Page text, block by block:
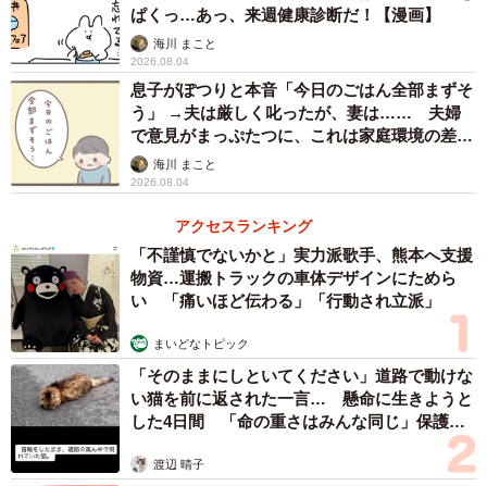
安アパートに引っ越してきた私 ©️芳野嗣/講談社
ある日、コンビニで買い物を済ませてアパートに戻ってく
ると、隣人の制服を着た息子が扉の前で座り込んでおり、
彼は「うちの鍵失くしちゃって」と言います。私は「そう
なんですね…」と言葉を返したところ、「なんでガキに敬
語？」「どうもありがとで～す」と返答する隣人の息子。
私は、すぐさま「ニガテなタイプだ」と感じるのでした。
ぱくっ…あっ、来週健康診断だ！【漫画】
海川 まこと
2026.08.04
息子がぽつりと本音「今日のごはん全部まずそ
う」 →夫は厳しく叱ったが、妻は…… 夫婦
で意見がまっぷたつに、これは家庭環境の差？
【漫画】
海川 まこと
2026.08.04
アクセスランキング
「不謹慎でないかと」実力派歌手、熊本へ支援
物資…運搬トラックの車体デザインにためら
い 「痛いほど伝わる」「行動され立派」
まいどなトピック
「そのままにしといてください」道路で動けな
い猫を前に返された一言… 懸命に生きようと
した4日間 「命の重さはみんな同じ」保護団
渡辺 晴子